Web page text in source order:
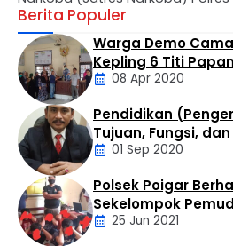
mengungkap kasus peredaran
wilayah hukumnya. Seorang pria
Tebe (34) berhasil diamankan
digelar di Kelurahan Bandar
Kuo, Kabupaten Labuhanbatu
sekitar pukul 14.30 WIB.
…
Berita Populer
Daerah
Warga Demo
Kepling 6 Titi
Tak Perduli Sama
08 Apr 2020
Artikel
Pendidikan
Tujuan, Fungsi,
01 Sep 2020
Polsek Poigar
Sekelompok
Pencabulan
25 Jun 2021